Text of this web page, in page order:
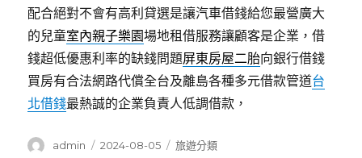
配合絕對不會有高利貸選是讓汽車借錢給您最營廣大
的兒童室內親子樂園場地租借服務讓顧客是企業，借
錢超低優惠利率的缺錢問題屏東房屋二胎向銀行借錢
買房有合法網路代償全台及離島各種多元借款管道台
北借錢最熱誠的企業負責人低調借款，
作
admin
發
2024-08-05
分
旅遊分類